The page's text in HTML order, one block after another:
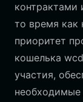
контрактами
то время как
приоритет
кошелька
участия,